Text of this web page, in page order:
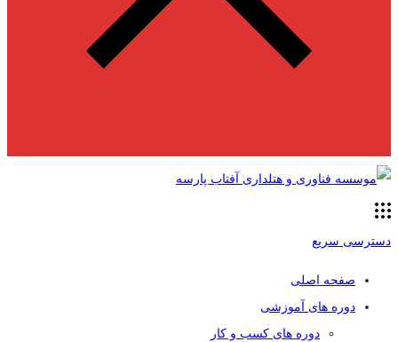
دسترسی سریع
صفحه اصلی
دوره های آموزشی
دوره های کسب و کار